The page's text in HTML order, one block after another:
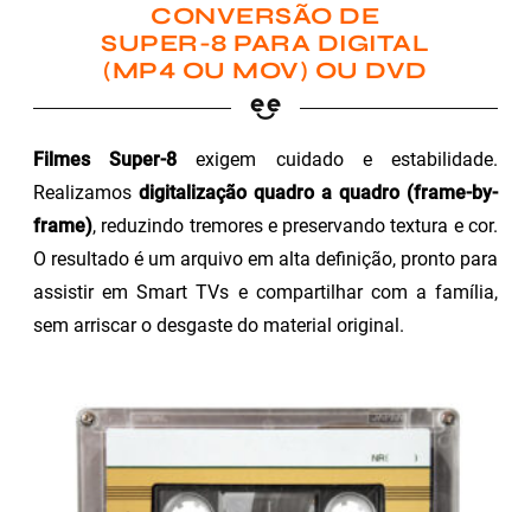
CONVERSÃO DE
SUPER-8 PARA DIGITAL
(MP4 OU MOV) OU DVD
Filmes Super-8 exigem cuidado e estabilidade.
Realizamos digitalização quadro a quadro (frame-by-
frame), reduzindo tremores e preservando textura e cor.
O resultado é um arquivo em alta definição, pronto para
assistir em Smart TVs e compartilhar com a família,
sem arriscar o desgaste do material original.